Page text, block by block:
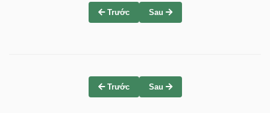
Trước Sau
Trước Sau